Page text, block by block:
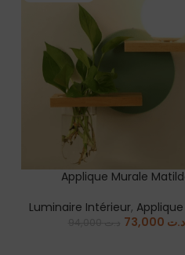
READ MOREApplique Murale
Luminaire Intérieur,
د.ت